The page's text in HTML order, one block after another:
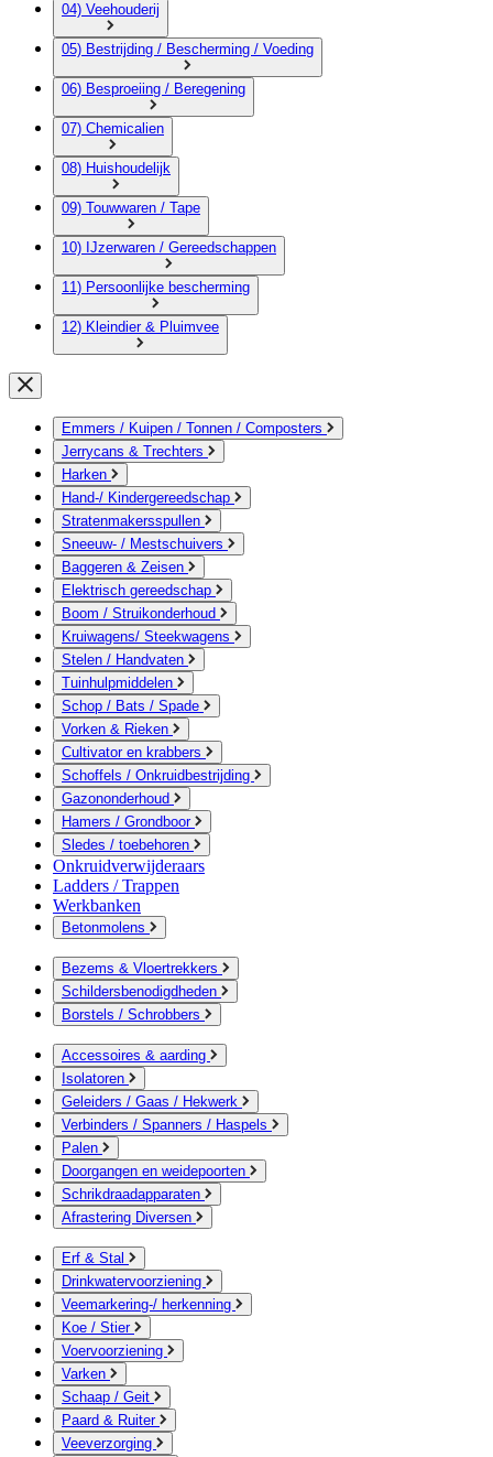
04) Veehouderij
05) Bestrijding / Bescherming / Voeding
06) Besproeiing / Beregening
07) Chemicalien
08) Huishoudelijk
09) Touwwaren / Tape
10) IJzerwaren / Gereedschappen
11) Persoonlijke bescherming
12) Kleindier & Pluimvee
Emmers / Kuipen / Tonnen / Composters
Jerrycans & Trechters
Harken
Hand-/ Kindergereedschap
Stratenmakersspullen
Sneeuw- / Mestschuivers
Baggeren & Zeisen
Elektrisch gereedschap
Boom / Struikonderhoud
Kruiwagens/ Steekwagens
Stelen / Handvaten
Tuinhulpmiddelen
Schop / Bats / Spade
Vorken & Rieken
Cultivator en krabbers
Schoffels / Onkruidbestrijding
Gazononderhoud
Hamers / Grondboor
Sledes / toebehoren
Onkruidverwijderaars
Ladders / Trappen
Werkbanken
Betonmolens
Bezems & Vloertrekkers
Schildersbenodigdheden
Borstels / Schrobbers
Accessoires & aarding
Isolatoren
Geleiders / Gaas / Hekwerk
Verbinders / Spanners / Haspels
Palen
Doorgangen en weidepoorten
Schrikdraadapparaten
Afrastering Diversen
Erf & Stal
Drinkwatervoorziening
Veemarkering-/ herkenning
Koe / Stier
Voervoorziening
Varken
Schaap / Geit
Paard & Ruiter
Veeverzorging